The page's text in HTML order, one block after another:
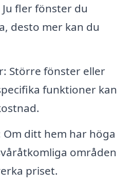
fler fönster du
desto mer kan du
Större fönster eller
funktioner kan
Om ditt hem har höga
områden
priset.